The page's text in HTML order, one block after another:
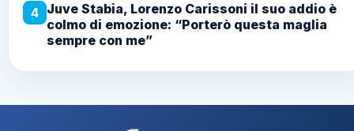
4 Juve Stabia, Lorenzo Carissoni il suo addio è
colmo di emozione: “Porterò questa maglia
sempre con me”